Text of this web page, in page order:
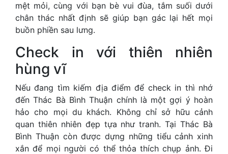
mệt mỏi, cùng với bạn bè vui đùa, tắm suối dưới
chân thác nhất định sẽ giúp bạn gác lại hết mọi
buồn phiền sau lưng.
Check in với thiên nhiên
hùng vĩ
Nếu đang tìm kiếm địa điểm để check in thì nhớ
đến Thác Bà Bình Thuận chính là một gợi ý hoàn
hảo cho mọi du khách. Không chỉ sở hữu cảnh
quan thiên nhiên đẹp tựa như tranh. Tại Thác Bà
Bình Thuận còn được dựng những tiểu cảnh xinh
xắn để mọi người có thể thỏa thích chụp ảnh. Đi